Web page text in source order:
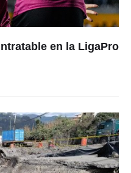
en la LigaPro